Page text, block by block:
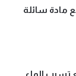
مادة سائلة
تسرب الماء.